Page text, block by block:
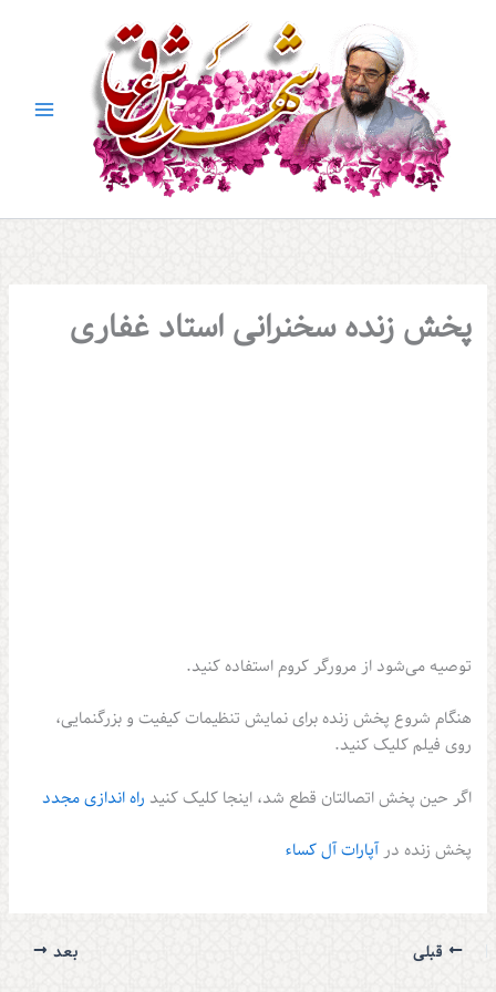
پخش زنده سخنرانی استاد غفاری
توصیه می‌شود از مرورگر کروم استفاده کنید.
هنگام شروع پخش زنده برای نمایش تنظیمات کیفیت و بزرگنمایی،
روی فیلم کلیک کنید.
اگر حین پخش اتصالتان قطع شد، اینجا کلیک کنید راه اندازی مجدد
پخش زنده درآپارات آل کساء
قبلی بعد